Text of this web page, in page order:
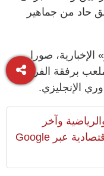
حاد من جماهير
صورا
برفقة الفرعون
الإنجليزي.
وآخر
المستجدات السياسية والإقتصادية عبر Google